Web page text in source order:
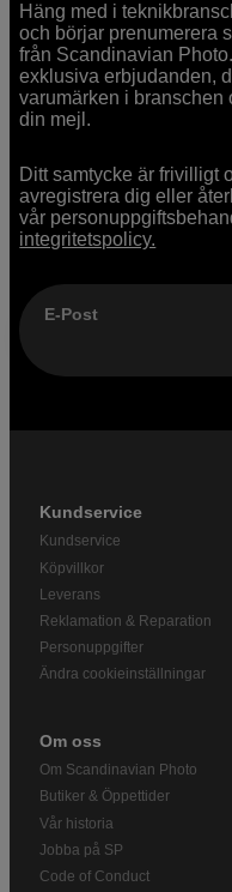
Häng med i
och börjar prenumerera
från Scandinavian
exklusiva erbjudanden,
varumärken i branschen
din mejl.
Ditt samtycke är frivilligt
avregistrera dig eller
vår
integritetspolicy.
E-Post
Kundservice
Kundservice
Köpvillkor
Leverans
Reklamation & Reparation
Personuppgifter
Ändra cookieinställningar
Om oss
Om Scandinavian Photo
Butiker & Öppettider
Vår historia
Jobba på SP
Code of Conduct